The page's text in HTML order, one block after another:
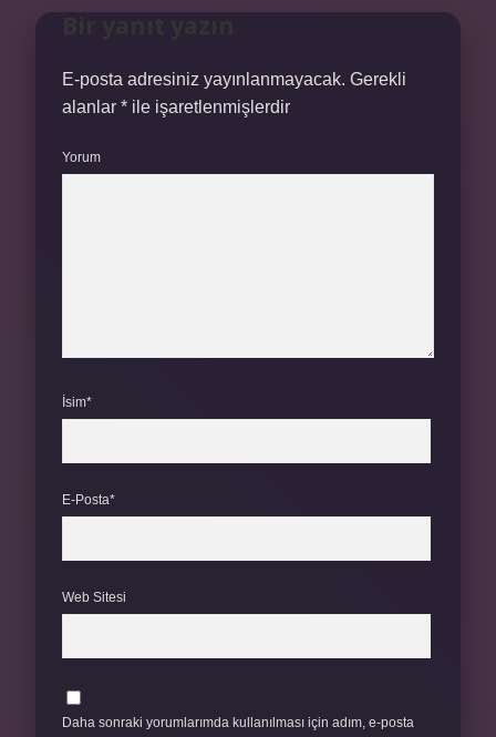
E-posta adresiniz yayınlanmayacak. Gerekli
alanlar * ile işaretlenmişlerdir
Yorum
İsim*
E-Posta*
Web Sitesi
Daha sonraki yorumlarımda kullanılması için adım, e-posta